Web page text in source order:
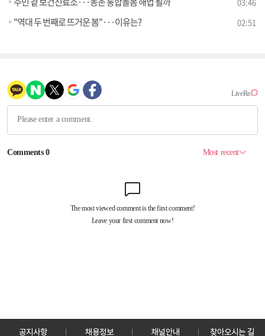
"역대 두 번째로 뜨거운 봄"···이유는? 02:51
공지사항 채용정보 채널안내 찾아오시는 길